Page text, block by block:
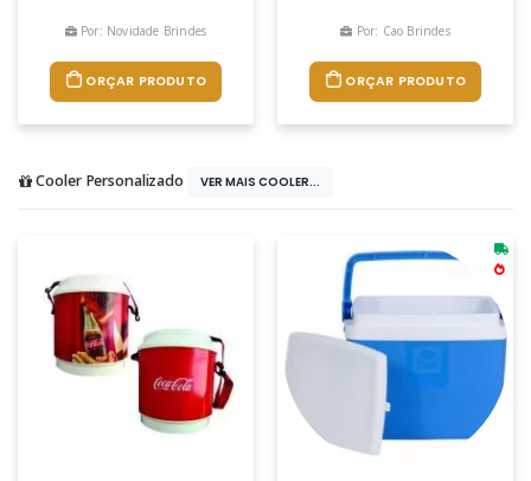
Por: Novidade Brindes
ORÇAR PRODUTO
Por: Cao Brindes
ORÇAR PRODUTO
Cooler Personalizado VER MAIS COOLER...